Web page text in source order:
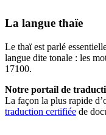
La langue thaïe
Le thaï est parlé
langue dite tonale : les
17100.
Notre portail de
La façon la plus rapide
traduction certifiée de